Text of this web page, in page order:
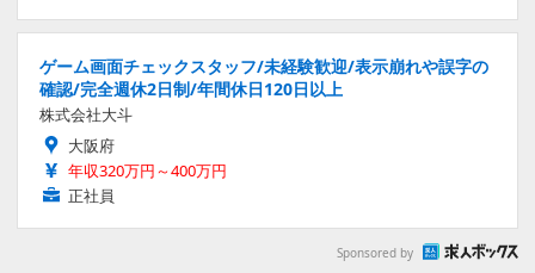
ゲーム画面チェックスタッフ/未経験歓迎/表示崩れや誤字の
確認/完全週休2日制/年間休日120日以上
株式会社大斗
大阪府
年収320万円～400万円
正社員
Sponsored by